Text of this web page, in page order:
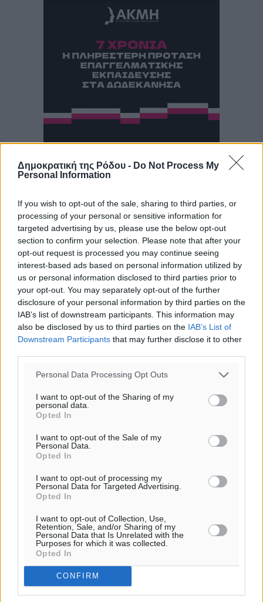
Δημοκρατική της Ρόδου - Do Not Process My
Personal Information
If you wish to opt-out of the sale, sharing to third parties, or
processing of your personal or sensitive information for
targeted advertising by us, please use the below opt-out
section to confirm your selection. Please note that after your
opt-out request is processed you may continue seeing
interest-based ads based on personal information utilized by
us or personal information disclosed to third parties prior to
your opt-out. You may separately opt-out of the further
disclosure of your personal information by third parties on the
IAB’s list of downstream participants. This information may
also be disclosed by us to third parties on the IAB’s List of
Downstream Participants that may further disclose it to other
Personal Data Processing Opt Outs
I want to opt-out of the Sharing of my
personal data.
Opted In
I want to opt-out of the Sale of my
Personal Data.
Opted In
I want to opt-out of processing my
Personal Data for Targeted Advertising.
Opted In
I want to opt-out of Collection, Use,
Retention, Sale, and/or Sharing of my
Personal Data that Is Unrelated with the
Purposes for which it was collected.
Opted In
CONFIRM
Ροή ειδήσεων
Καιρός «hot – dry – windy» τις επόμενες 48 ώρες στη
χώρα
Ειδήσεις
Δύο σχολεία της Λέρου αλλάζουν όψη με δωρεά
αγάπης για τα παιδιά
Τοπικές Ειδήσεις• πριν 4 ώρες